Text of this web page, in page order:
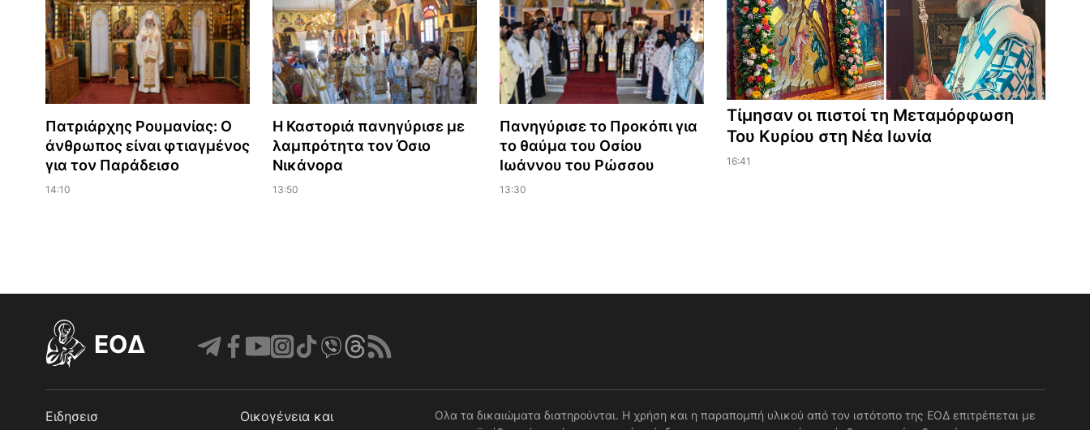
Πατριάρχης Ρουμανίας: Ο
άνθρωπος είναι φτιαγμένος
για τον Παράδεισο
14:10
Η Καστοριά πανηγύρισε με
λαμπρότητα τον Όσιο
Νικάνορα
13:50
Πανηγύρισε το Προκόπι για
το θαύμα του Οσίου
Ιωάννου του Ρώσσου
13:30
Τίμησαν οι πιστοί τη Μεταμόρφωση
Του Κυρίου στη Νέα Ιωνία
16:41
EOΔ
Ειδησεισ
Οικογένεια και
Ολα τα δικαιώματα διατηρούνται. Η χρήση και η παραπομπή υλικού από τον ιστότοπο της ΕΟΔ επιτρέπεται με